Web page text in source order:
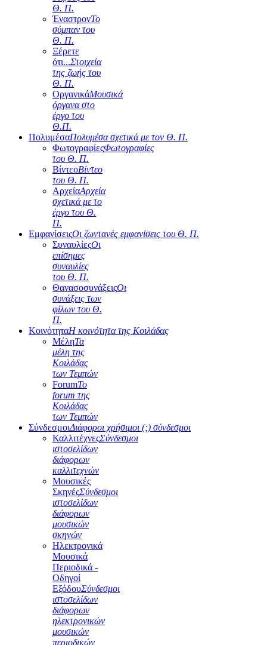
Θ. Π.
ΈναστρονΤο
σύμπαν του
Θ. Π.
Ξέρετε
ότι...Στοιχεία
της ζωής του
Θ. Π.
ΟργανικάΜουσικά
όργανα στο
έργο του
Θ.Π.
ΠολυμέσαΠολυμέσα σχετικά με τον Θ. Π.
ΦωτογραφίεςΦωτογραφίες
του Θ. Π.
ΒίντεοΒίντεο
του Θ. Π.
ΑρχείαΑρχεία
σχετικά με το
έργο του Θ.
Π.
ΕμφανίσειςΟι ζωντανές εμφανίσεις του Θ. Π.
ΣυναυλίεςΟι
επίσημες
συναυλίες
του Θ. Π.
ΘανασοσυνάξειςΟι
συνάξεις των
φίλων του Θ.
Π.
ΚοινότηταΗ κοινότητα της Κοιλάδας
ΜέληΤα
μέλη της
Κοιλάδας
των Τεμπών
ForumΤο
forum της
Κοιλάδας
των Τεμπών
ΣύνδεσμοιΔιάφοροι χρήσιμοι (;) σύνδεσμοι
ΚαλλιτέχνεςΣύνδεσμοι
ιστοσελίδων
διάφορων
καλλιτεχνών
Μουσικές
ΣκηνέςΣύνδεσμοι
ιστοσελίδων
διάφορων
μουσικών
σκηνών
Ηλεκτρονικά
Μουσικά
Περιοδικά -
Οδηγοί
ΕξόδουΣύνδεσμοι
ιστοσελίδων
διάφορων
ηλεκτρονικών
μουσικών
περιοδικών